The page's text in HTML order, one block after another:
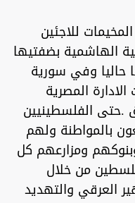
للاجئين
الهاشمية بضفتيها
حاليا وفي سورية
المصرية
.حتى الفلسطينيين
بالمواطنة ولهم
ومزارعهم كل
من خلال
العرقي والتهديد